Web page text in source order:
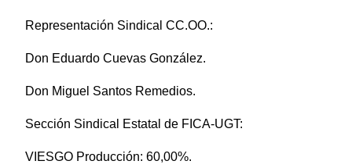
Representación Sindical CC.OO.:
Don Eduardo Cuevas González.
Don Miguel Santos Remedios.
Sección Sindical Estatal de FICA-UGT:
VIESGO Producción: 60,00%.